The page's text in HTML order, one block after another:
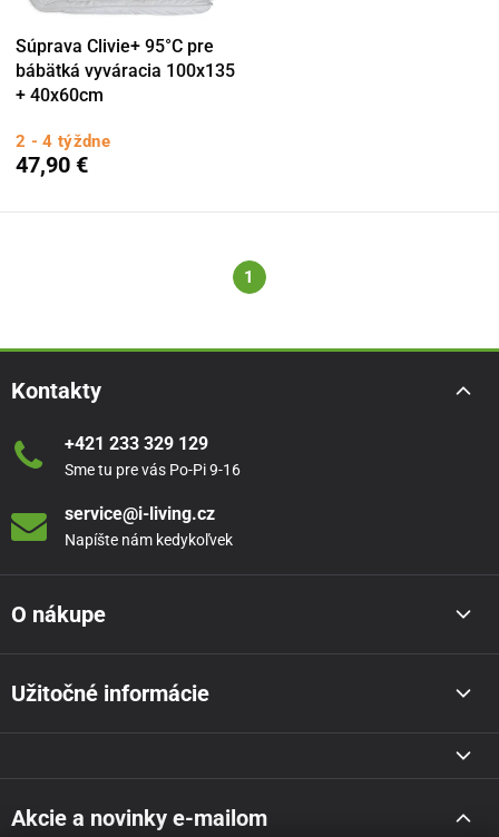
Súprava Clivie+ 95°C pre
bábätká vyváracia 100x135
+ 40x60cm
2 - 4 týždne
47,90 €
1
Kontakty
+421 233 329 129
Sme tu pre vás Po-Pi 9-16
service@i-living.cz
Napíšte nám kedykoľvek
O nákupe
Užitočné informácie
Akcie a novinky e-mailom